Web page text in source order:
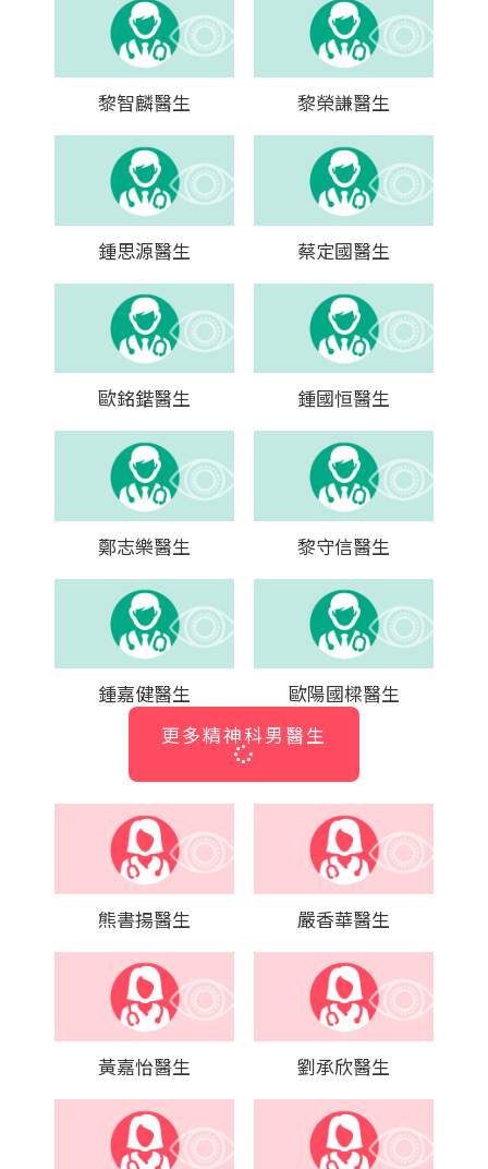
黎智麟醫生 黎榮謙醫生
鍾思源醫生 蔡定國醫生
歐銘鍇醫生 鍾國恒醫生
鄭志樂醫生 黎守信醫生
鍾嘉健醫生
歐陽國樑醫生
更多精神科男醫生
熊書揚醫生 嚴香華醫生
黃嘉怡醫生 劉承欣醫生